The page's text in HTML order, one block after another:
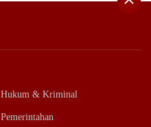
Hukum & Kriminal
Pemerintahan